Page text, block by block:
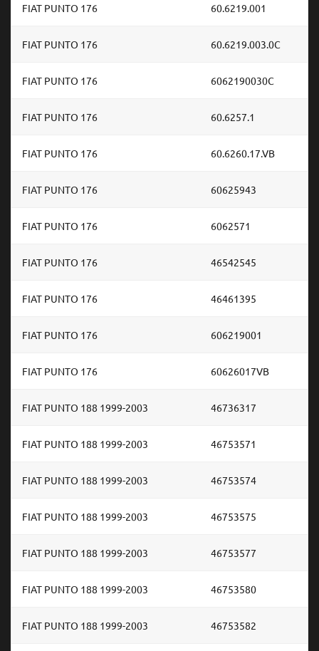
FIAT PUNTO 176 60.6219.001
FIAT PUNTO 176 60.6219.003.0C
FIAT PUNTO 176 6062190030C
FIAT PUNTO 176 60.6257.1
FIAT PUNTO 176 60.6260.17.VB
FIAT PUNTO 176 60625943
FIAT PUNTO 176 6062571
FIAT PUNTO 176 46542545
FIAT PUNTO 176 46461395
FIAT PUNTO 176 606219001
FIAT PUNTO 176 60626017VB
FIAT PUNTO 188 1999-2003 46736317
FIAT PUNTO 188 1999-2003 46753571
FIAT PUNTO 188 1999-2003 46753574
FIAT PUNTO 188 1999-2003 46753575
FIAT PUNTO 188 1999-2003 46753577
FIAT PUNTO 188 1999-2003 46753580
FIAT PUNTO 188 1999-2003 46753582